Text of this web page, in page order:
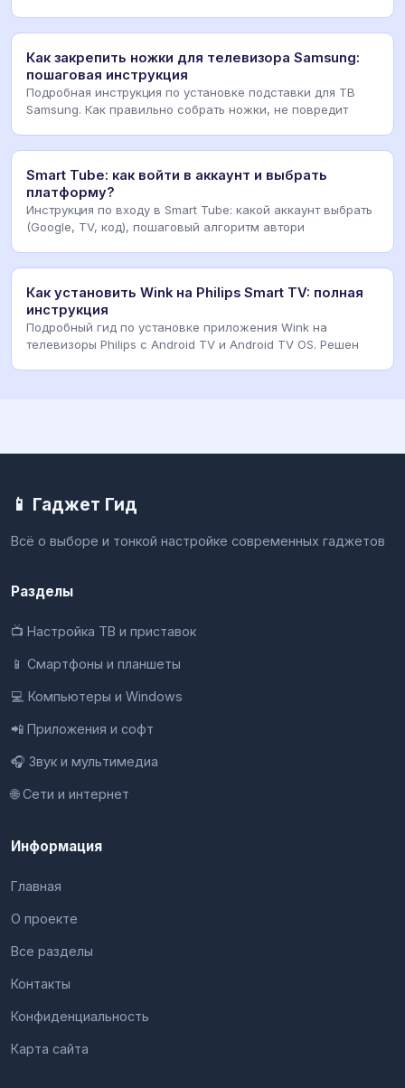
Как закрепить ножки для телевизора Samsung:
пошаговая инструкция
Подробная инструкция по установке подставки для ТВ
Samsung. Как правильно собрать ножки, не повредит
Smart Tube: как войти в аккаунт и выбрать
платформу?
Инструкция по входу в Smart Tube: какой аккаунт выбрать
(Google, TV, код), пошаговый алгоритм автори
Как установить Wink на Philips Smart TV: полная
инструкция
Подробный гид по установке приложения Wink на
телевизоры Philips с Android TV и Android TV OS. Решен
📱 Гаджет Гид
Всё о выборе и тонкой настройке современных гаджетов
Разделы
📺 Настройка ТВ и приставок
📱 Смартфоны и планшеты
💻 Компьютеры и Windows
📲 Приложения и софт
🎧 Звук и мультимедиа
🌐 Сети и интернет
Информация
Главная
О проекте
Все разделы
Контакты
Конфиденциальность
Карта сайта